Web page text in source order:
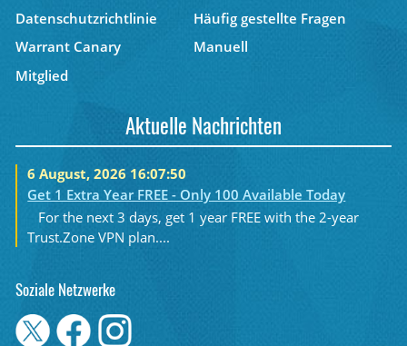
Datenschutzrichtlinie
Häufig gestellte Fragen
Warrant Canary
Manuell
Mitglied
Aktuelle Nachrichten
6 August, 2026 16:07:50
Get 1 Extra Year FREE - Only 100 Available Today
For the next 3 days, get 1 year FREE with the 2-year
Trust.Zone VPN plan....
Soziale Netzwerke